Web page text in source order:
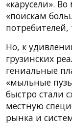
«карусели».
«поискам
Но, к
грузинских
гениальные
«мыльные
быстро стали
местную
рынка и